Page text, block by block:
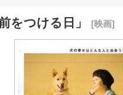
をつける日」 [映画]